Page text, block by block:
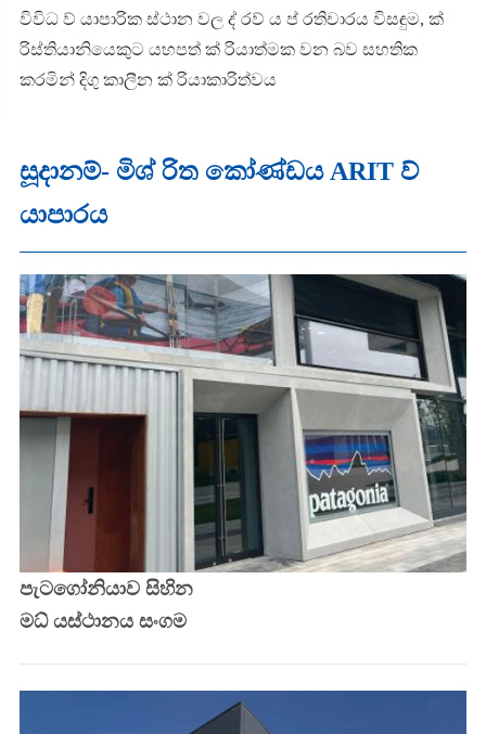
විවිධ ව් යාපාරික ස්ථාන වල ද් රව් ය ප් රතිචාරය විසඳුම, ක්
රිස්තියානියෙකුට යහපත් ක් රියාත්මක වන බව සහතික
කරමින් දිගු කාලීන ක් රියාකාරිත්වය
සූදානම්- මිශ් රිත කෝණ්ඩය ARIT ව්
යාපාරය
පැටගෝනියාව සිහින
මධ් යස්ථානය සංගම